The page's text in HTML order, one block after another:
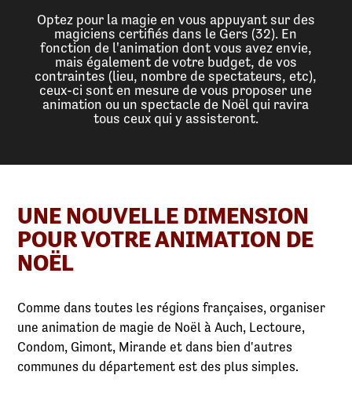
Optez pour la magie en vous appuyant sur des
magiciens certifiés dans le Gers (32). En
fonction de l'animation dont vous avez envie,
mais également de votre budget, de vos
contraintes (lieu, nombre de spectateurs, etc),
ceux-ci sont en mesure de vous proposer une
animation ou un spectacle de Noël qui ravira
tous ceux qui y assisteront.
UNE NOUVELLE DIMENSION
POUR VOTRE ANIMATION DE
NOËL
Comme dans toutes les régions françaises, organiser
une animation de magie de Noël à Auch, Lectoure,
Condom, Gimont, Mirande et dans bien d'autres
communes du département est des plus simples.